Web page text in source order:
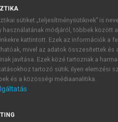
után a
sütiket „teljesítménysütiknek” is
használatának módjáról, többek között
kattintott. Ezek az információk a
mivel az adatok összesítettek és
javítása. Ezek közé tartoznak a
tartozó sütik; ilyen elemzési
és a közösségi médiaanalitika.